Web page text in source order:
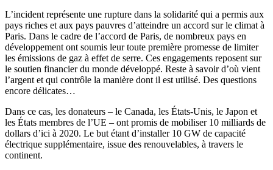
L’incident représente une rupture dans la solidarité qui a permis aux
pays riches et aux pays pauvres d’atteindre un accord sur le climat à
Paris. Dans le cadre de l’accord de Paris, de nombreux pays en
développement ont soumis leur toute première promesse de limiter
les émissions de gaz à effet de serre. Ces engagements reposent sur
le soutien financier du monde développé. Reste à savoir d’où vient
l’argent et qui contrôle la manière dont il est utilisé. Des questions
encore délicates…
Dans ce cas, les donateurs – le Canada, les États-Unis, le Japon et
les États membres de l’UE – ont promis de mobiliser 10 milliards de
dollars d’ici à 2020. Le but étant d’installer 10 GW de capacité
électrique supplémentaire, issue des renouvelables, à travers le
continent.